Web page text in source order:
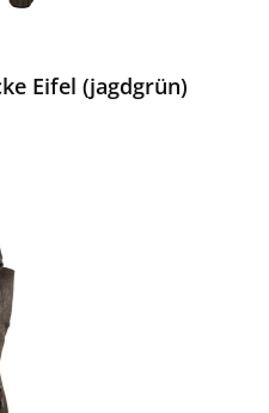
Eifel (jagdgrün)
Preis: